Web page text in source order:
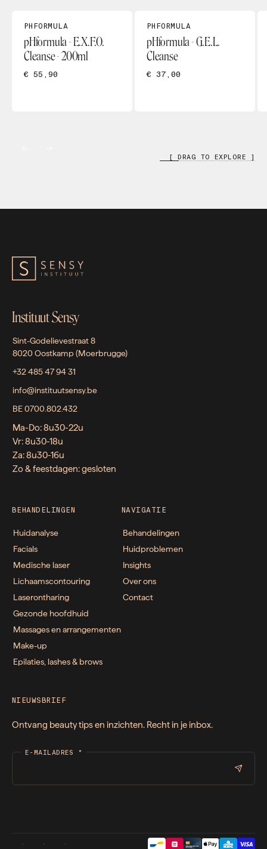
PHFORMULA
pHformula - E.X.F.O.
Cleanse - 200ml
€ 55,90
PHFORMULA
pHformula - G.E.L.
Cleanse
€ 37,00
[ DRAG TO EXPLORE ]
Instituut Sensy
Sint-Godelievestraat 8
8020 Oostkamp (Moerbrugge)
+32 485 47 94 31
info@instituutsensy.be
BE 0700.802.432
Ma-Do: 8u30-22u
Vr: 8u30-18u
Za: 8u30-16u
Zo & feestdagen: gesloten
BEHANDELINGEN
Huidanalyse
Facials
Medische laser
Lichaamscontouring
Laserontharing
Gezonde hoofdhuid
Massages en arrangementen
Make-up
Epilaties, lashes & brows
NAVIGATIE
Behandelingen
Huidproblemen
Insights
Over ons
Contact
NIEUWSBRIEF
Ontvang beauty tips en inzichten. Recht in je inbox.
E-MAILADRES *